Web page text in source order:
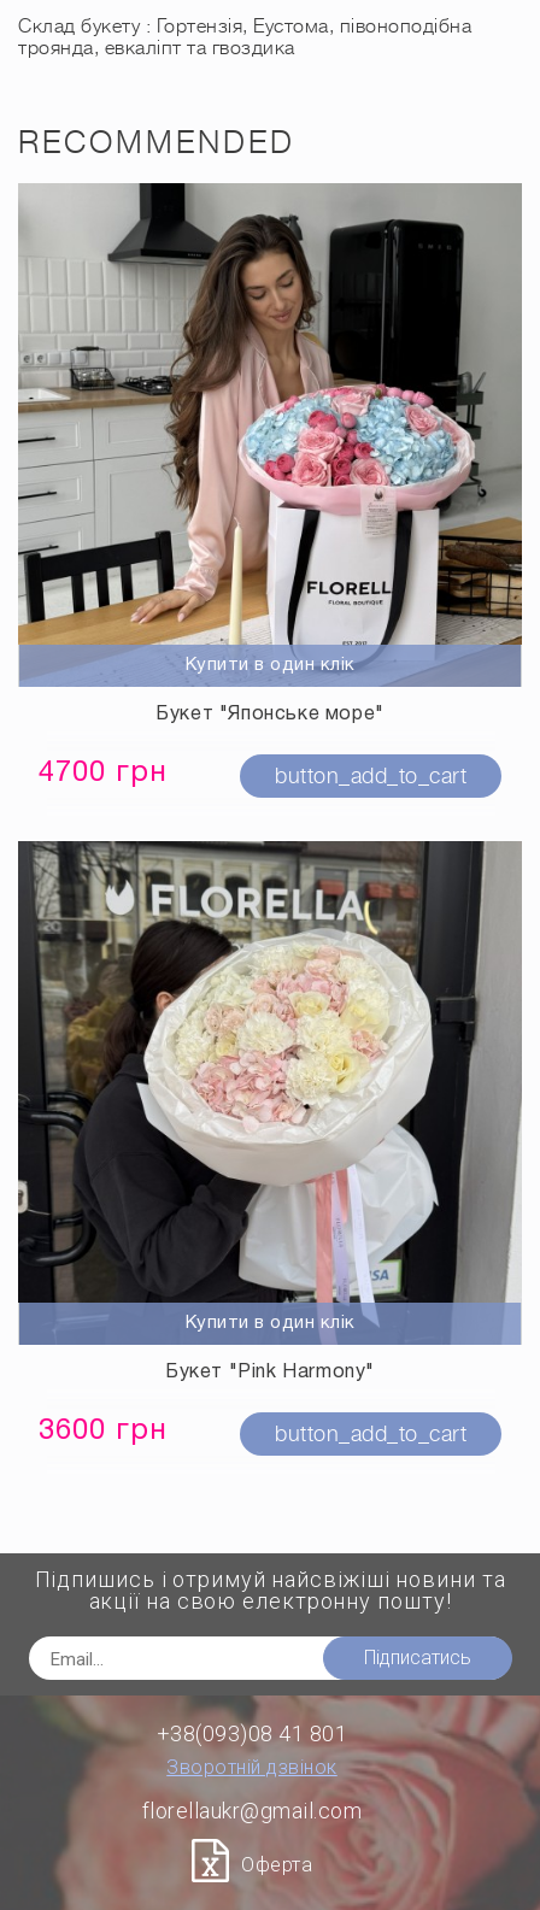
Склад букету : Гортензія, Еустома, півоноподібна
троянда, евкаліпт та гвоздика
RECOMMENDED
Купити в один клік
Букет "Японське море"
4700 грн button_add_to_cart
Купити в один клік
Букет "Pink Harmony"
3600 грн button_add_to_cart
Підпишись і отримуй найсвіжіші новини та
акції на свою електронну пошту!
Підписатись
+38(093)08 41 801
Зворотній дзвінок
florellaukr@gmail.com
Оферта